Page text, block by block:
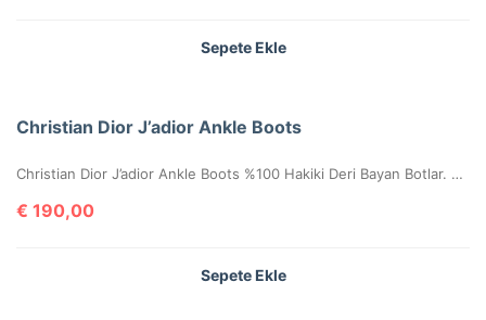
Sepete Ekle
Christian Dior J’adior Ankle Boots
Christian Dior J’adior Ankle Boots %100 Hakiki Deri Bayan Botlar. 36-37-38-39-40 ölçüler mevcuttur. Kutulu, sertifikalıdır.
€ 190,00
Sepete Ekle